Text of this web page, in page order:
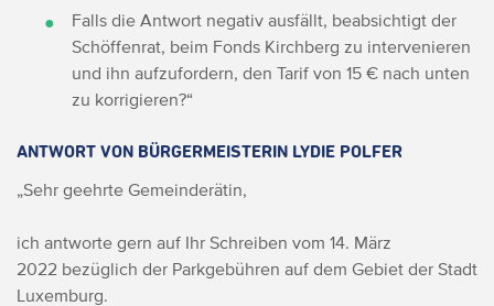
Falls die Antwort negativ ausfällt, beabsichtigt der
Schöffenrat, beim Fonds Kirchberg zu intervenieren
und ihn aufzufordern, den Tarif von 15 € nach unten
zu korrigieren?“
ANTWORT VON BÜRGERMEISTERIN LYDIE POLFER
„Sehr geehrte Gemeinderätin,
ich antworte gern auf Ihr Schreiben vom 14. März
2022 bezüglich der Parkgebühren auf dem Gebiet der Stadt
Luxemburg.